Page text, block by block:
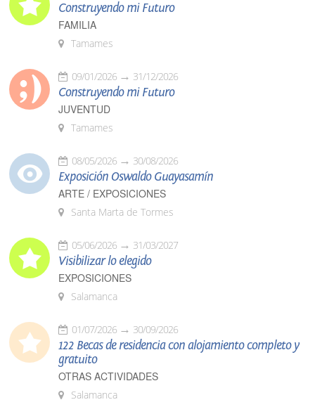
Construyendo mi Futuro
FAMILIA
Tamames
09/01/2026 31/12/2026
Construyendo mi Futuro
JUVENTUD
Tamames
08/05/2026 30/08/2026
Exposición Oswaldo Guayasamín
ARTE / EXPOSICIONES
Santa Marta de Tormes
05/06/2026 31/03/2027
Visibilizar lo elegido
EXPOSICIONES
Salamanca
01/07/2026 30/09/2026
122 Becas de residencia con alojamiento completo y
gratuito
OTRAS ACTIVIDADES
Salamanca